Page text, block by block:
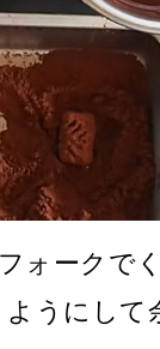
ォークで
うにして